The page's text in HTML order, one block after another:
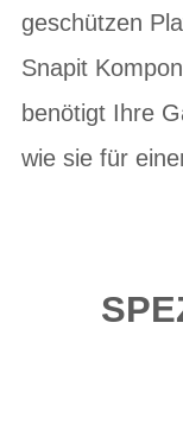
geschützen
Snapit
benötigt Ihre
wie sie für